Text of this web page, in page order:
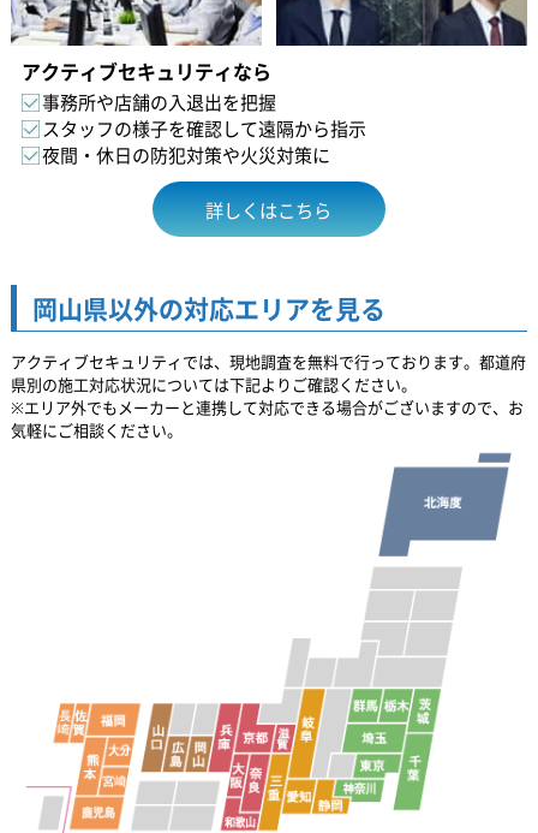
アクティブセキュリティなら
事務所や店舗の入退出を把握
スタッフの様子を確認して遠隔から指示
夜間・休日の防犯対策や火災対策に
詳しくはこちら
岡山県以外の対応エリアを見る
アクティブセキュリティでは、現地調査を無料で行っております。都道府
県別の施工対応状況については下記よりご確認ください。
※エリア外でもメーカーと連携して対応できる場合がございますので、お
気軽にご相談ください。